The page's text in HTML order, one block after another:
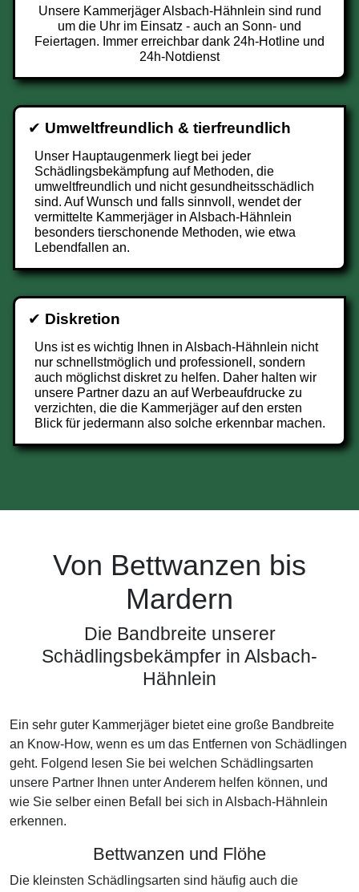
Unsere Kammerjäger Alsbach-Hähnlein sind rund
um die Uhr im Einsatz - auch an Sonn- und
Feiertagen. Immer erreichbar dank 24h-Hotline und
24h-Notdienst
✔ Umweltfreundlich & tierfreundlich
Unser Hauptaugenmerk liegt bei jeder
Schädlingsbekämpfung auf Methoden, die
umweltfreundlich und nicht gesundheitsschädlich
sind. Auf Wunsch und falls sinnvoll, wendet der
vermittelte Kammerjäger in Alsbach-Hähnlein
besonders tierschonende Methoden, wie etwa
Lebendfallen an.
✔ Diskretion
Uns ist es wichtig Ihnen in Alsbach-Hähnlein nicht
nur schnellstmöglich und professionell, sondern
auch möglichst diskret zu helfen. Daher halten wir
unsere Partner dazu an auf Werbeaufdrucke zu
verzichten, die die Kammerjäger auf den ersten
Blick für jedermann also solche erkennbar machen.
Von Bettwanzen bis
Mardern
Die Bandbreite unserer
Schädlingsbekämpfer in Alsbach-
Hähnlein
Ein sehr guter Kammerjäger bietet eine große Bandbreite
an Know-How, wenn es um das Entfernen von Schädlingen
geht. Folgend lesen Sie bei welchen Schädlingsarten
unsere Partner Ihnen unter Anderem helfen können, und
wie Sie selber einen Befall bei sich in Alsbach-Hähnlein
erkennen.
Bettwanzen und Flöhe
Die kleinsten Schädlingsarten sind häufig auch die